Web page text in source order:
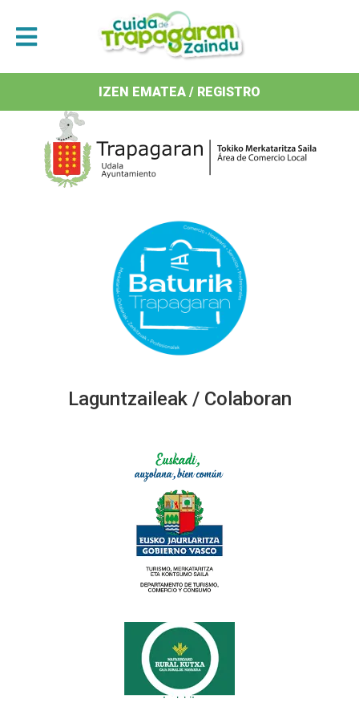
Antolatzaileak / Organizan
Laguntzaileak / Colaboran
IZEN EMATEA / REGISTRO